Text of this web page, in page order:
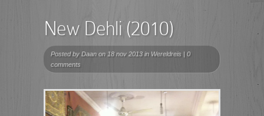
New Dehli (2010)
Posted by Daan on 18 nov 2013 in Wereldreis | 0
comments